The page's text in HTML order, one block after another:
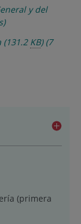
y del
(131.2 KB)(7
(primera